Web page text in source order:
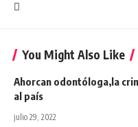
You Might Also Like
Ahorcan odontóloga,la
al país
julio 29, 2022